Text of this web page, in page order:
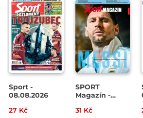
Sport -
08.08.2026
27 Kč
SPORT
Magazín -
31 Kč